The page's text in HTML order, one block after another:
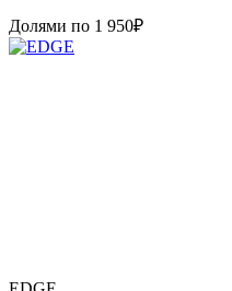
Долями по 1 950₽